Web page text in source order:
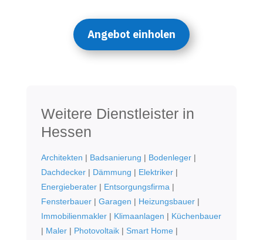
Angebot einholen
Weitere Dienstleister in
Hessen
Architekten | Badsanierung | Bodenleger|
Dachdecker| Dämmung | Elektriker|
Energieberater| Entsorgungsfirma|
Fensterbauer| Garagen | Heizungsbauer|
Immobilienmakler| Klimaanlagen | Küchenbauer
| Maler| Photovoltaik| Smart Home|